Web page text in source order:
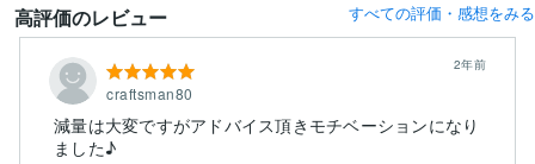
高評価のレビュー すべての評価・感想をみる
craftsman80
2年前
減量は大変ですがアドバイス頂きモチベーションになり